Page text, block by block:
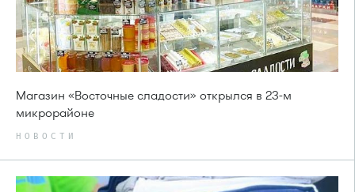
Магазин «Восточные сладости» открылся в 23-м
микрорайоне
НОВОСТИ